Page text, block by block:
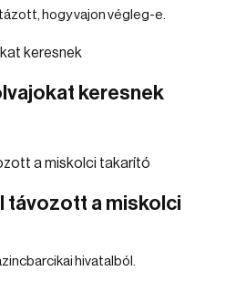
hogy vajon végleg-e.
keresnek
távozott a miskolci
hivatalból.